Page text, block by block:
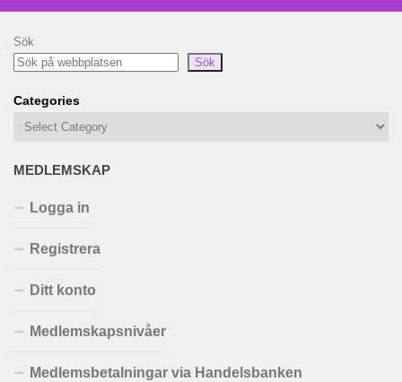
Sök
Sök
Categories
MEDLEMSKAP
Logga in
Registrera
Ditt konto
Medlemskapsnivåer
Medlemsbetalningar via Handelsbanken